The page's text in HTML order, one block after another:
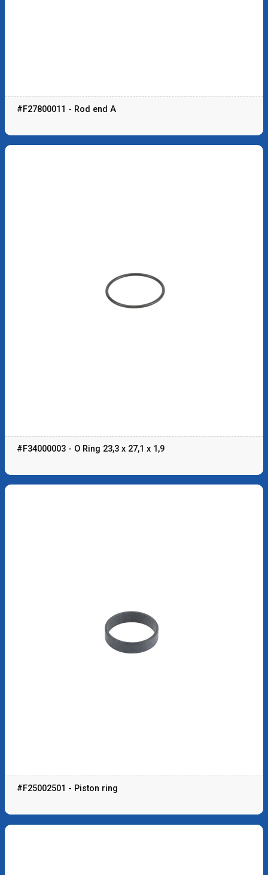
#F27800011 - Rod end A
#F34000003 - O Ring 23,3 x 27,1 x 1,9
#F25002501 - Piston ring